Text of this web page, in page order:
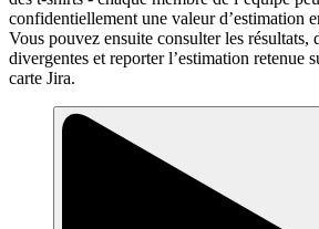
confidentiellement une valeur d’estimation
Vous pouvez ensuite consulter les résultats,
divergentes et reporter l’estimation retenue
carte Jira.